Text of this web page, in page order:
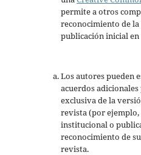
permite a otros
reconocimiento de
publicación inicial en
Los autores pueden
acuerdos
exclusiva de la
revista (por
institucional o
reconocimiento de
revista.